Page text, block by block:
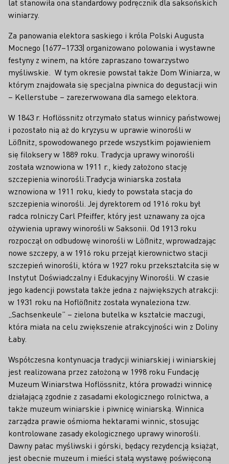
lat stanowiła ona standardowy podręcznik dla saksońskich
winiarzy.
Za panowania elektora saskiego i króla Polski Augusta
Mocnego (1677–1733) organizowano polowania i wystawne
festyny z winem, na które zapraszano towarzystwo
myśliwskie. W tym okresie powstał także Dom Winiarza, w
którym znajdowała się specjalna piwnica do degustacji win
– Kellerstube – zarezerwowana dla samego elektora.
W 1843 r. Hoflössnitz otrzymało status winnicy państwowej
i pozostało nią aż do kryzysu w uprawie winorośli w
Lößnitz, spowodowanego przede wszystkim pojawieniem
się filoksery w 1889 roku. Tradycja uprawy winorośli
została wznowiona w 1911 r., kiedy założono stację
szczepienia winorośli.Tradycja winiarska została
wznowiona w 1911 roku, kiedy to powstała stacja do
szczepienia winorośli. Jej dyrektorem od 1916 roku był
radca rolniczy Carl Pfeiffer, który jest uznawany za ojca
ożywienia uprawy winorośli w Saksonii. Od 1913 roku
rozpoczął on odbudowę winorośli w Lößnitz, wprowadzając
nowe szczepy, a w 1916 roku przejął kierownictwo stacji
szczepień winorośli, która w 1927 roku przekształciła się w
Instytut Doświadczalny i Edukacyjny Winorośli. W czasie
jego kadencji powstała także jedna z największych atrakcji:
w 1931 roku na Hoflößnitz została wynaleziona tzw.
„Sachsenkeule” – zielona butelka w kształcie maczugi,
która miała na celu zwiększenie atrakcyjności win z Doliny
Łaby.
Współczesna kontynuacja tradycji winiarskiej i winiarskiej
jest realizowana przez założoną w 1998 roku Fundację
Muzeum Winiarstwa Hoflössnitz, która prowadzi winnicę
działającą zgodnie z zasadami ekologicznego rolnictwa, a
także muzeum winiarskie i piwnicę winiarską. Winnica
zarządza prawie ośmioma hektarami winnic, stosując
kontrolowane zasady ekologicznego uprawy winorośli.
Dawny pałac myśliwski i górski, będący rezydencją książąt,
jest obecnie muzeum i mieści stałą wystawę poświęconą